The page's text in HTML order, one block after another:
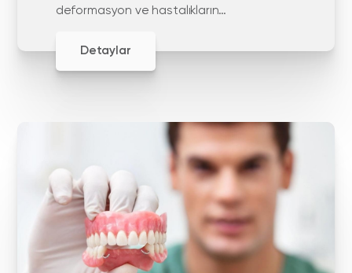
deformasyon ve hastalıkların
hekimliği dalıdır.
Detaylar